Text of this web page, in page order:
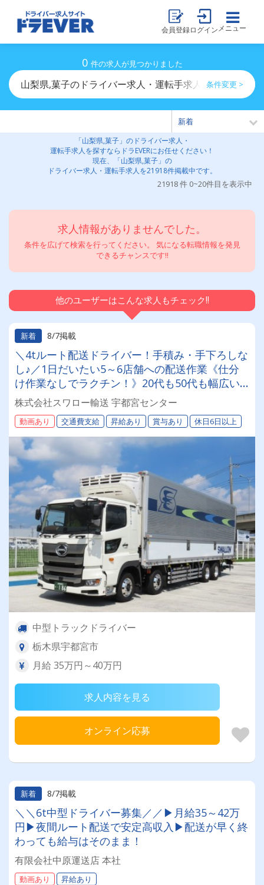
会員登録ログイン メニュー
0 件の求人が見つかりました
山梨県,菓子のドライバー求人・運転手求人一覧条件変更 >
「山梨県,菓子」のドライバー求人・
運転手求人を探すならドラEVERにお任せください！
現在、「山梨県,菓子」の
ドライバー求人・運転手求人を21918件掲載中です。
21918 件 0~20件目を表示中
求人情報がありませんでした。
条件を広げて検索を行ってください。 気になる転職情報を発見
できるチャンスです!!
他のユーザーはこんな求人もチェック!!
新着 8/7掲載
＼4tルート配送ドライバー！手積み・手下ろしな
し♪／1日だいたい5～6店舗への配送作業《仕分
け作業なしでラクチン！》20代も50代も幅広い
年齢層が活躍中♪学歴不問！
株式会社スワロー輸送 宇都宮センター
動画あり 交通費支給 昇給あり 賞与あり 休日6日以上
中型トラックドライバー
栃木県宇都宮市
月給 35万円～40万円
求人内容を見る
オンライン応募
新着 8/7掲載
＼＼6t中型ドライバー募集／／▶月給35～42万
円▶夜間ルート配送で安定高収入▶配送が早く終
わっても給与はそのまま！
有限会社中原運送店 本社
動画あり 昇給あり